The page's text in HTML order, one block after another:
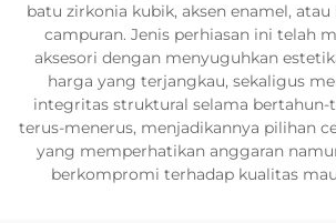
batu zirkonia kubik, aksen enamel,
campuran. Jenis perhiasan ini telah
aksesori dengan menyuguhkan
harga yang terjangkau, sekaligus
integritas struktural selama bertahun-
terus-menerus, menjadikannya pilihan
yang memperhatikan anggaran
berkompromi terhadap kualitas